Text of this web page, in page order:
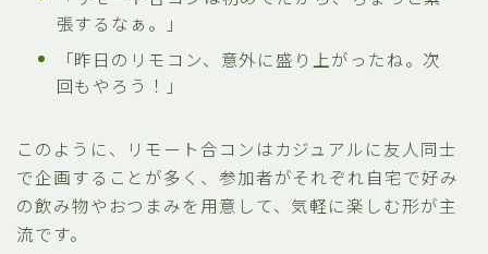
張するなぁ。」
「昨日のリモコン、意外に盛り上がったね。次
回もやろう！」
このように、リモート合コンはカジュアルに友人同士
で企画することが多く、参加者がそれぞれ自宅で好み
の飲み物やおつまみを用意して、気軽に楽しむ形が主
流です。